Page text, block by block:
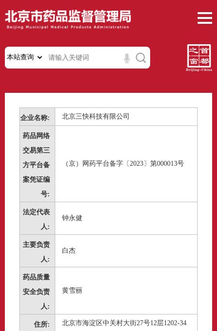
企业名称: 北京三快科技有限公司
药品网络
交易第三
方平台备
案凭证编
号:
（京）网药平台备字〔2023〕第000013号
法定代表
人:
钟永健
主要负责
人:
白杰
药品质量
安全负责
人:
黄雪丽
住所: 北京市海淀区中关村大街27号12层1202-34